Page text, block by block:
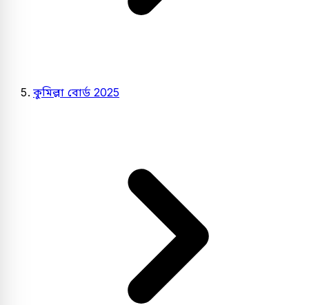
কুমিল্লা বোর্ড 2025